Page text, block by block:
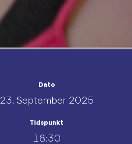
Dato
23. September 2025
Tidspunkt
18:30